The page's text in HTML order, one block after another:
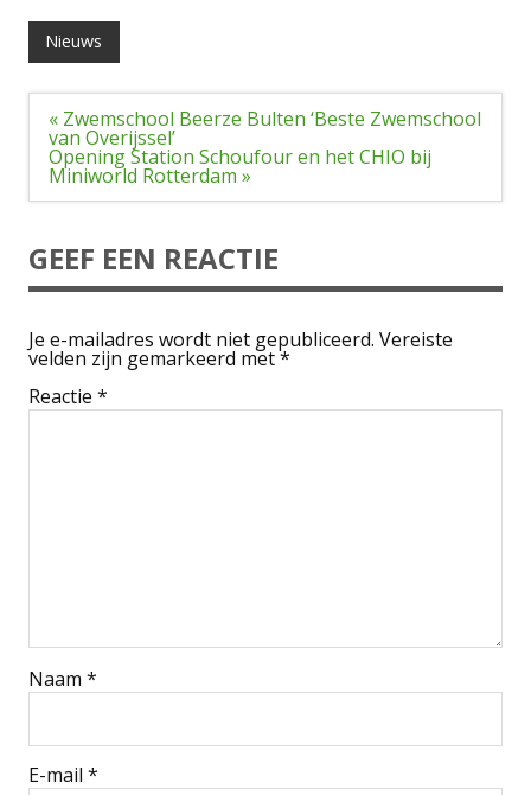
Nieuws
Bericht
navigatie
« Zwemschool Beerze Bulten ‘Beste Zwemschool
van Overijssel’
Opening Station Schoufour en het CHIO bij
Miniworld Rotterdam »
GEEF EEN REACTIE
Je e-mailadres wordt niet gepubliceerd. Vereiste
velden zijn gemarkeerd met*
Reactie *
Naam *
E-mail *